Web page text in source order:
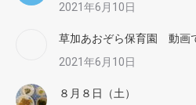
2021年6月10日
草加あおぞら保育園 動画
2021年6月10日
８月８日（土）